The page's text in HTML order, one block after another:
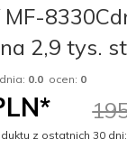
2,9 tys.
0.0ocen: 0
z ostatnich 30 dni: